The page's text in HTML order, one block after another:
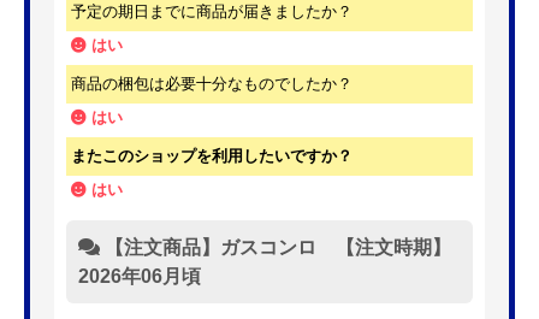
予定の期日までに商品が届きましたか？
はい
商品の梱包は必要十分なものでしたか？
はい
またこのショップを利用したいですか？
はい
【注文商品】ガスコンロ 【注文時期】
2026年06月頃